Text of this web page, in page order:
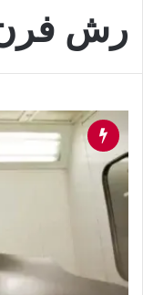
رش فرن